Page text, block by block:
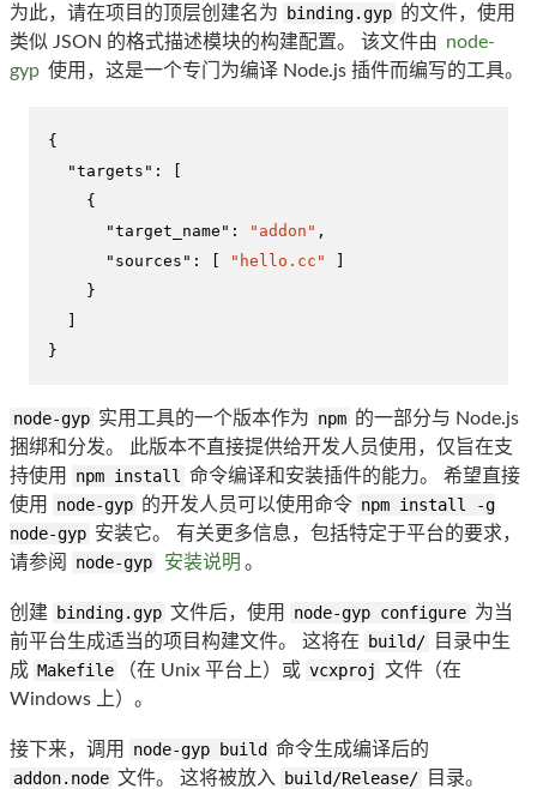
为此，请在项目的顶层创建名为
binding.gyp 的文件，使用
类似 JSON 的格式描述模块的构建配置。 该文件由 node-
gyp 使用，这是一个专门为编译 Node.js 插件而编写的工具。
{
"targets" :
[
{
"target_name" : "addon" ,
"sources" : [ "hello.cc"
]
}
]
}
node-gyp 实用工具的一个版本作为 npm 的一部分与 Node.js
捆绑和分发。 此版本不直接提供给开发人员使用，仅旨在支
持使用
npm install
命令编译和安装插件的能力。 希望直接
使用
node-gyp 的开发人员可以使用命令 npm install -g
node-gyp 安装它。 有关更多信息，包括特定于平台的要求，
请参阅
node-gyp 安装说明 。
创建 binding.gyp 文件后，使用 node-gyp configure 为当
前平台生成适当的项目构建文件。 这将在
build/
目录中生
成 Makefile （在 Unix 平台上）或 vcxproj 文件（在
Windows 上）。
接下来，调用 node-gyp build 命令生成编译后的
addon.node 文件。 这将被放入 build/Release/ 目录。